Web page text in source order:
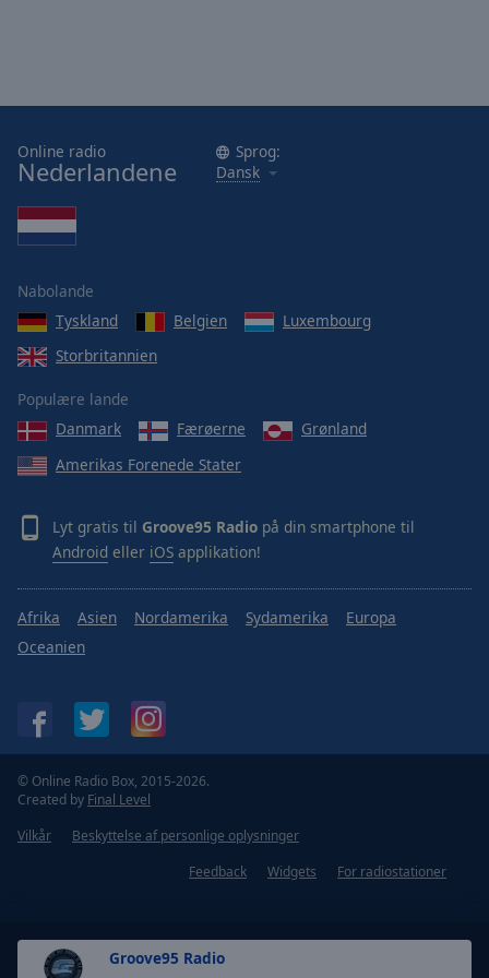
Font
Size
Edge
Style
Family
Reset
Close
Modal
dialog
window.
Groove95 Radio
Online radio
Nederlandene
Sprog:
Dansk
Nabolande
Tyskland
Belgien
Luxembourg
Storbritannien
Populære lande
Danmark
Færøerne
Grønland
Amerikas Forenede Stater
Lyt gratis til Groove95 Radio på din smartphone til
Android eller iOS applikation!
Afrika Asien Nordamerika Sydamerika
Europa
Oceanien
© Online Radio Box, 2015-2026.
Created by Final Level
Vilkår
Beskyttelse af personlige oplysninger
Feedback
Widgets For radiostationer